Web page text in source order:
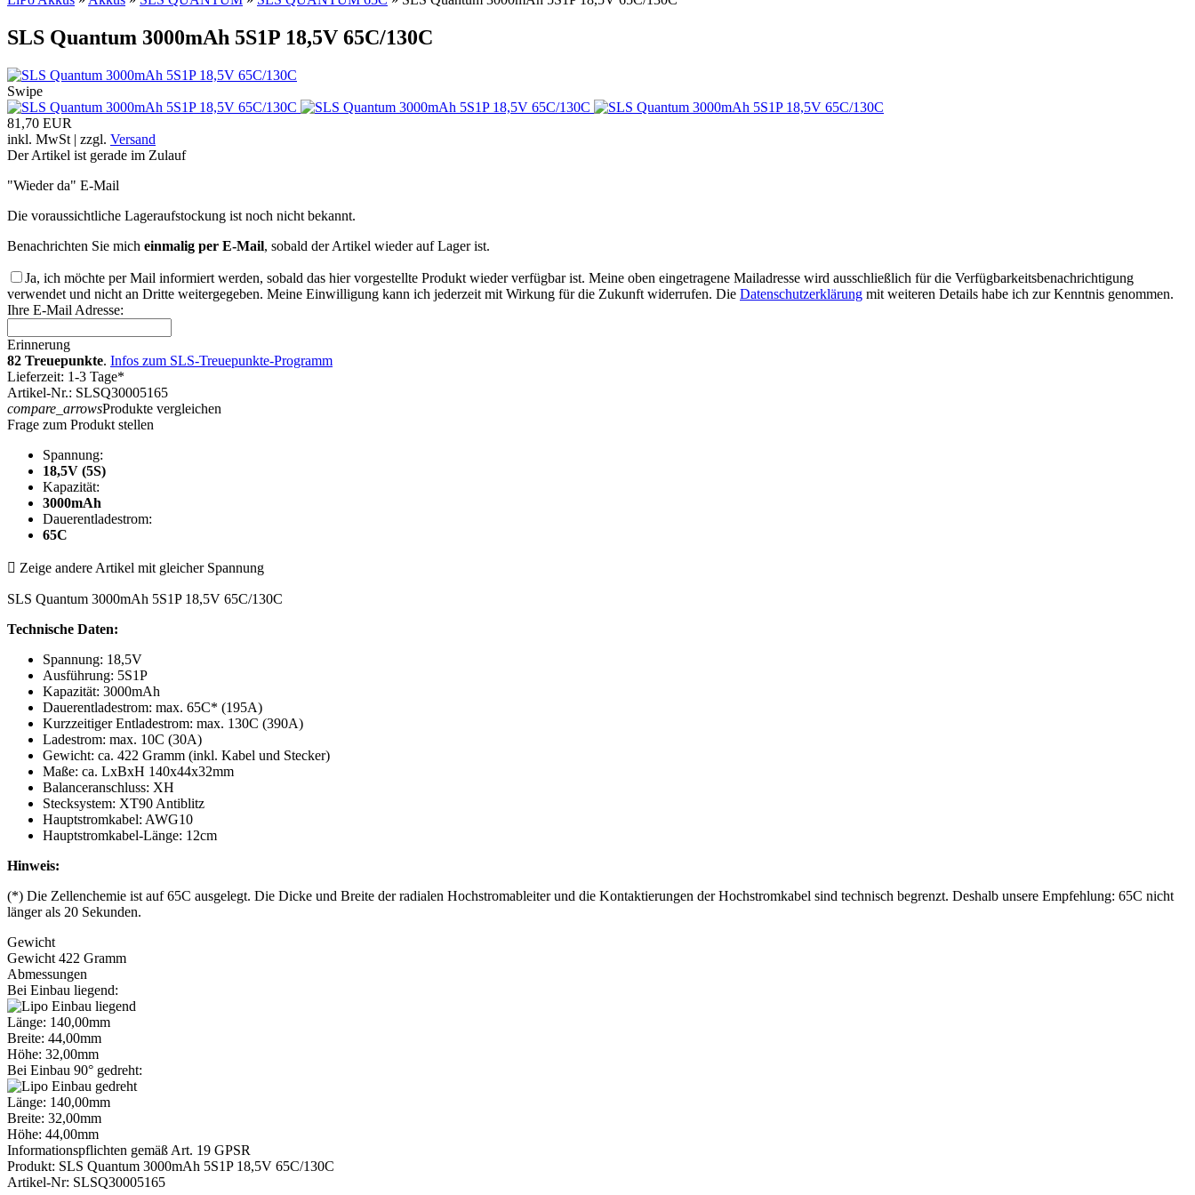
SLS Quantum 3000mAh 5S1P 18,5V 65C/130C
Swipe
81,70 EUR
inkl. MwSt | zzgl. Versand
Der Artikel ist gerade im Zulauf
"Wieder da" E-Mail
Die voraussichtliche Lageraufstockung ist noch nicht bekannt.
Benachrichten Sie mich einmalig per E-Mail, sobald der Artikel wieder auf Lager ist.
Ja, ich möchte per Mail informiert werden, sobald das hier vorgestellte Produkt wieder verfügbar ist. Meine oben eingetragene Mailadresse wird ausschließlich für die Verfügbarkeitsbenachrichtigung
verwendet und nicht an Dritte weitergegeben. Meine Einwilligung kann ich jederzeit mit Wirkung für die Zukunft widerrufen. Die Datenschutzerklärung mit weiteren Details habe ich zur Kenntnis genommen.
Ihre E-Mail Adresse:
Erinnerung
82 Treuepunkte. Infos zum SLS-Treuepunkte-Programm
Lieferzeit: 1-3 Tage*
Artikel-Nr.: SLSQ30005165
compare_arrowsProdukte vergleichen
Frage zum Produkt stellen
Spannung:
18,5V (5S)
Kapazität:
3000mAh
Dauerentladestrom:
65C
 Zeige andere Artikel mit gleicher Spannung
SLS Quantum 3000mAh 5S1P 18,5V 65C/130C
Technische Daten:
Spannung: 18,5V
Ausführung: 5S1P
Kapazität: 3000mAh
Dauerentladestrom: max. 65C* (195A)
Kurzzeitiger Entladestrom: max. 130C (390A)
Ladestrom: max. 10C (30A)
Gewicht: ca. 422 Gramm (inkl. Kabel und Stecker)
Maße: ca. LxBxH 140x44x32mm
Balanceranschluss: XH
Stecksystem: XT90 Antiblitz
Hauptstromkabel: AWG10
Hauptstromkabel-Länge: 12cm
Hinweis:
(*) Die Zellenchemie ist auf 65C ausgelegt. Die Dicke und Breite der radialen Hochstromableiter und die Kontaktierungen der Hochstromkabel sind technisch begrenzt. Deshalb unsere Empfehlung: 65C nicht
länger als 20 Sekunden.
Gewicht
Gewicht 422 Gramm
Abmessungen
Bei Einbau liegend:
Länge: 140,00mm
Breite: 44,00mm
Höhe: 32,00mm
Bei Einbau 90° gedreht:
Länge: 140,00mm
Breite: 32,00mm
Höhe: 44,00mm
Informationspflichten gemäß Art. 19 GPSR
Produkt: SLS Quantum 3000mAh 5S1P 18,5V 65C/130C
Artikel-Nr: SLSQ30005165